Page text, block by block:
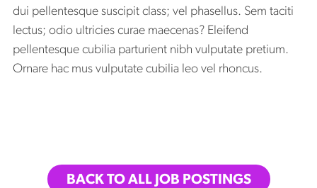
dui pellentesque suscipit class; vel phasellus. Sem taciti
lectus; odio ultricies curae maecenas? Eleifend
pellentesque cubilia parturient nibh vulputate pretium.
Ornare hac mus vulputate cubilia leo vel rhoncus.
BACK TO ALL JOB POSTINGS